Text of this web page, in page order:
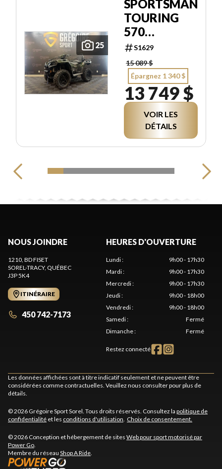
25
SPORTSMAN
TOURING
570
PREMIUM
S1629
15 089 $
Épargnez 1 340 $
13 749 $
VOIR LES
DÉTAILS
NOUS JOINDRE
1210, BD FISET
SOREL-TRACY, QUÉBEC
J3P 5K4
ITINÉRAIRE
450 742-7173
HEURES D'OUVERTURE
Lundi:
9h00 - 17h30
Mardi:
9h00 - 17h30
Mercredi:
9h00 - 17h30
Jeudi:
9h00 - 18h00
Vendredi:
9h00 - 18h00
Samedi:
Fermé
Dimanche: Fermé
Restez connecté
Les données affichées sont à titre indicatif seulement et ne peuvent être
considérées comme contractuelles. Veuillez nous consulter pour plus de
détails.
© 2026 Grégoire Sport Sorel. Tous droits réservés. Consultez la politique de
confidentialité et les conditions d'utilisation. Choix de consentement.
© 2026 Conception et hébergement de sites Web pour sport motorisé par
Power Go.
Membre du réseau Shop A Ride.